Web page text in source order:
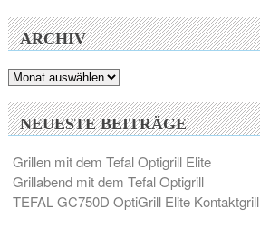
ARCHIV
Archiv
NEUESTE BEITRÄGE
Grillen mit dem Tefal Optigrill Elite
Grillabend mit dem Tefal Optigrill
TEFAL GC750D OptiGrill Elite Kontaktgrill